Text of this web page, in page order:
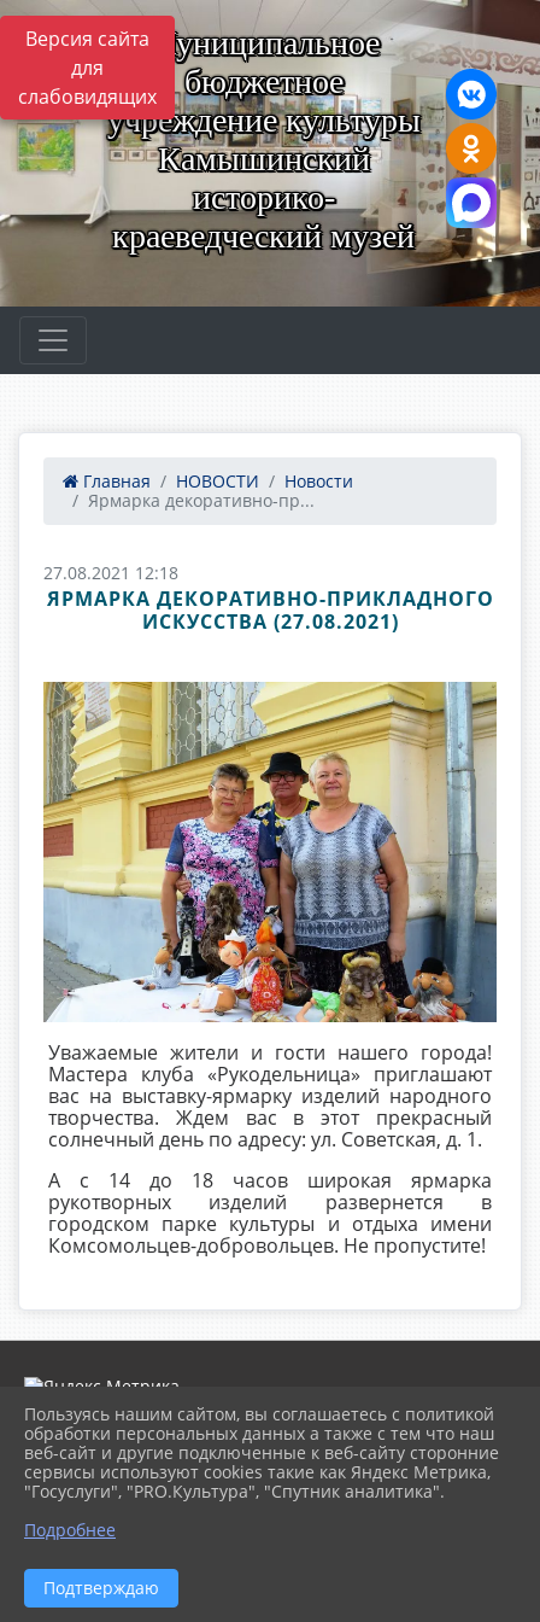
Версия сайта
для
слабовидящих
Муниципальное
бюджетное
учреждение культуры
Камышинский
историко-
краеведческий музей
Главная НОВОСТИ
Новости
Ярмарка декоративно-пр...
27.08.2021 12:18
ЯРМАРКА ДЕКОРАТИВНО-ПРИКЛАДНОГО
ИСКУССТВА (27.08.2021)
Уважаемые жители и гости нашего города!
Мастера клуба «Рукодельница» приглашают
вас на выставку-ярмарку изделий народного
творчества. Ждем вас в этот прекрасный
солнечный день по адресу: ул. Советская, д. 1.
А с 14 до 18 часов широкая ярмарка
рукотворных изделий развернется в
городском парке культуры и отдыха имени
Комсомольцев-добровольцев. Не пропустите!
2026 г. museumkam.ru
Вход
Карта сайта
Политика обработки персональных данных
Сделано на KubCMS
Разработка и поддержка
Пользуясь нашим сайтом, вы соглашаетесь с политикой
обработки персональных данных а также с тем что наш
веб-сайт и другие подключенные к веб-сайту сторонние
сервисы используют cookies такие как Яндекс Метрика,
"Госуслуги", "PRO.Культура", "Спутник аналитика".
Подробнее
Подтверждаю